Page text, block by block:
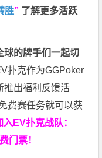
胜” 了解更多活跃
球的牌手们一起切
扑克作为GGPoker
推出福利反馈活
费赛任务就可以获
入EV扑克战队：
门票！